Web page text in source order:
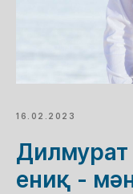
16.02.2023
Дилмурат
ениқ -